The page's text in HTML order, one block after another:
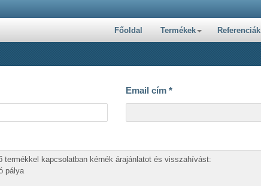
Főoldal Termékek Referenciák
Email cím *